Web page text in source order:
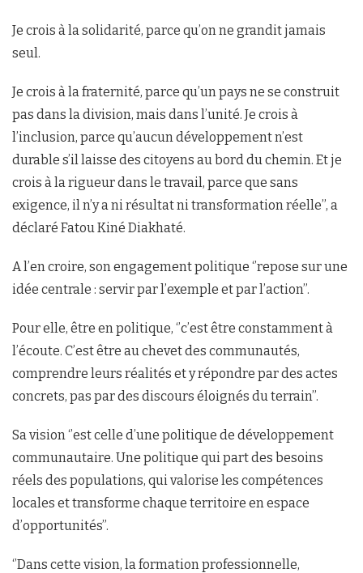
Je crois à la solidarité, parce qu’on ne grandit jamais
seul.
Je crois à la fraternité, parce qu’un pays ne se construit
pas dans la division, mais dans l’unité. Je crois à
l’inclusion, parce qu’aucun développement n’est
durable s’il laisse des citoyens au bord du chemin. Et je
crois à la rigueur dans le travail, parce que sans
exigence, il n’y a ni résultat ni transformation réelle’’, a
déclaré Fatou Kiné Diakhaté.
A l’en croire, son engagement politique ‘’repose sur une
idée centrale : servir par l’exemple et par l’action’’.
Pour elle, être en politique, ‘’c’est être constamment à
l’écoute. C’est être au chevet des communautés,
comprendre leurs réalités et y répondre par des actes
concrets, pas par des discours éloignés du terrain’’.
Sa vision ‘’est celle d’une politique de développement
communautaire. Une politique qui part des besoins
réels des populations, qui valorise les compétences
locales et transforme chaque territoire en espace
d’opportunités’’.
‘’Dans cette vision, la formation professionnelle,